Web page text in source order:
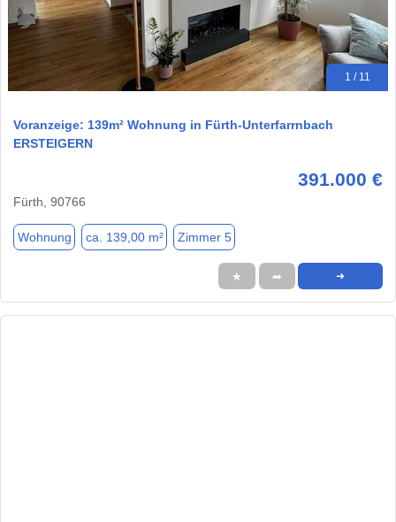
1 / 11
Voranzeige: 139m² Wohnung in Fürth-Unterfarrnbach
ERSTEIGERN
391.000 €
Fürth, 90766
Wohnung ca. 139,00 m² Zimmer 5
★ ➦ ➜